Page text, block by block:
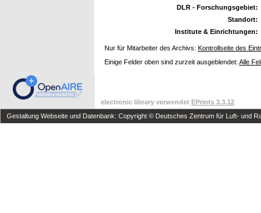
DLR - Forschungsgebiet:
Standort:
Institute & Einrichtungen:
Nur für Mitarbeiter des Archivs: Kontrollseite des
Einige Felder oben sind zurzeit ausgeblendet: Alle
electronic library verwendet EPrints 3.3.12
Gestaltung Webseite und Datenbank: Copyright © Deutsches Zentrum für Luft- und